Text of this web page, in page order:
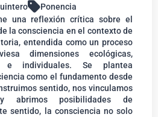
Ponencia
una reflexión crítica sobre el
la consciencia en el contexto de
entendida como un proceso
dimensiones ecológicas,
e individuales. Se plantea
como el fundamento desde
sentido, nos vinculamos
posibilidades de
sentido, la consciencia no solo